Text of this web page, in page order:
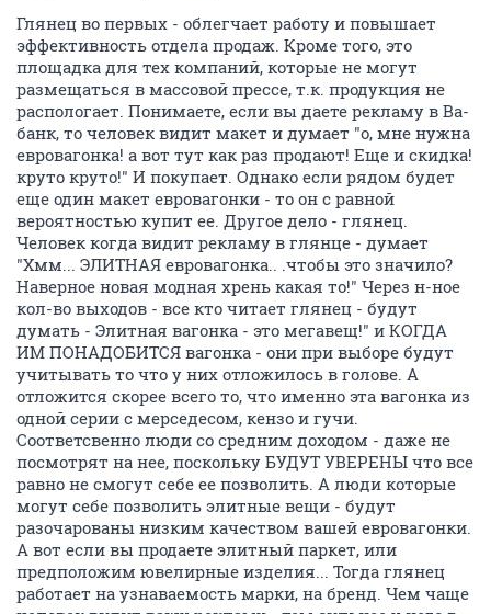
Глянец во первых - облегчает работу и повышает
эффективность отдела продаж. Кроме того, это
площадка для тех компаний, которые не могут
размещаться в массовой прессе, т.к. продукция не
распологает. Понимаете, если вы даете рекламу в Ва-
банк, то человек видит макет и думает "о, мне нужна
евровагонка! а вот тут как раз продают! Еще и скидка!
круто круто!" И покупает. Однако если рядом будет
еще один макет евровагонки - то он с равной
вероятностью купит ее. Другое дело - глянец.
Человек когда видит рекламу в глянце - думает
"Хмм... ЭЛИТНАЯ евровагонка.. .чтобы это значило?
Наверное новая модная хрень какая то!" Через н-ное
кол-во выходов - все кто читает глянец - будут
думать - Элитная вагонка - это мегавещ!" и КОГДА
ИМ ПОНАДОБИТСЯ вагонка - они при выборе будут
учитывать то что у них отложилось в голове. А
отложится скорее всего то, что именно эта вагонка из
одной серии с мерседесом, кензо и гучи.
Соответсвенно люди со средним доходом - даже не
посмотрят на нее, поскольку БУДУТ УВЕРЕНЫ что все
равно не смогут себе ее позволить. А люди которые
могут себе позволить элитные вещи - будут
разочарованы низким качеством вашей евровагонки.
А вот если вы продаете элитный паркет, или
предположим ювелирные изделия... Тогда глянец
работает на узнаваемость марки, на бренд. Чем чаще